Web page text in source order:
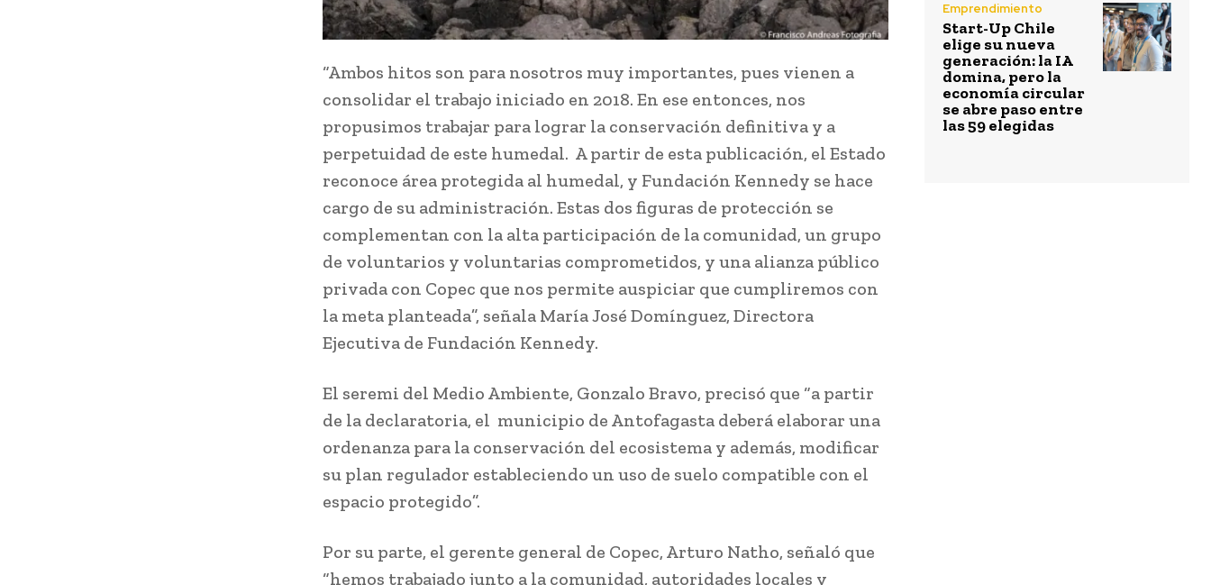
“Ambos hitos son para nosotros muy importantes, pues vienen a
consolidar el trabajo iniciado en 2018. En ese entonces, nos
propusimos trabajar para lograr la conservación definitiva y a
perpetuidad de este humedal. A partir de esta publicación, el Estado
reconoce área protegida al humedal, y Fundación Kennedy se hace
cargo de su administración. Estas dos figuras de protección se
complementan con la alta participación de la comunidad, un grupo
de voluntarios y voluntarias comprometidos, y una alianza público
privada con Copec que nos permite auspiciar que cumpliremos con
la meta planteada”, señala María José Domínguez, Directora
Ejecutiva de Fundación Kennedy.
El seremi del Medio Ambiente, Gonzalo Bravo, precisó que “a partir
de la declaratoria, el municipio de Antofagasta deberá elaborar una
ordenanza para la conservación del ecosistema y además, modificar
su plan regulador estableciendo un uso de suelo compatible con el
espacio protegido”.
Por su parte, el gerente general de Copec, Arturo Natho, señaló que
“hemos trabajado junto a la comunidad, autoridades locales y
Emprendimiento
Start-Up Chile
elige su nueva
generación: la IA
domina, pero la
economía circular
se abre paso entre
las 59 elegidas